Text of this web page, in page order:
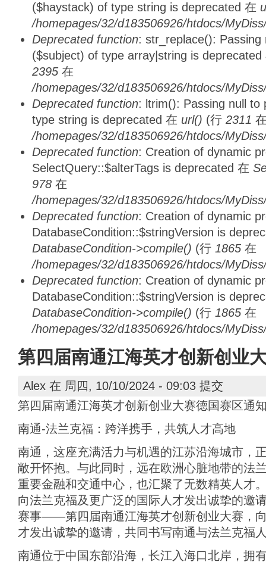
($haystack) of type string is deprecated 在
/homepages/32/d183506926/htdocs/
Deprecated function: str_replace():
($subject) of type array|string is
2395 在
/homepages/32/d183506926/htdocs/
Deprecated function: ltrim(): Passing null to
type string is deprecated 在 url() (行 2311
/homepages/32/d183506926/htdocs/
Deprecated function: Creation of dynamic
SelectQuery::$alterTags is deprecated 在
978 在
/homepages/32/d183506926/htdocs/
Deprecated function: Creation of dynamic
DatabaseCondition::$stringVersion is
DatabaseCondition->compile() (行 1865 在
/homepages/32/d183506926/htdocs/
Deprecated function: Creation of dynamic
DatabaseCondition::$stringVersion is
DatabaseCondition->compile() (行 1865 在
/homepages/32/d183506926/htdocs/
第四届南通江海英才创新创业
Alex 在 周四, 10/10/2024 - 09:03 提交
第四届南通江海英才创新创业大赛德国赛区通
南通-法兰克福：跨洋携手，共筑人才高地
南通，这座充满活力与机遇的江苏沿海城市，
敞开怀抱。与此同时，远在欧洲心脏地带的法
重要金融和交通中心，也汇聚了无数精英人才
向法兰克福及更广泛的国际人才发出诚挚的邀
赛事——第四届南通江海英才创新创业大赛，
才发出诚挚的邀请，共同书写南通与法兰克福
南通位于中国东部沿海，长江入海口北岸，拥